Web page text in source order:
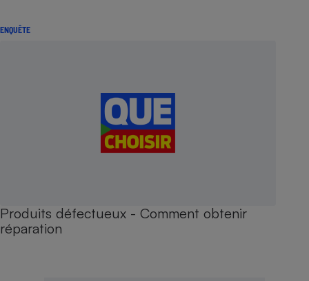
ENQUÊTE
Produits défectueux - Comment obtenir
réparation